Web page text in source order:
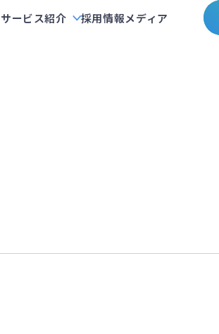
サービス紹介 採用情報メディア